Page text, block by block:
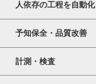
人依存の工程を自動化
予知保全・品質改善
計測・検査